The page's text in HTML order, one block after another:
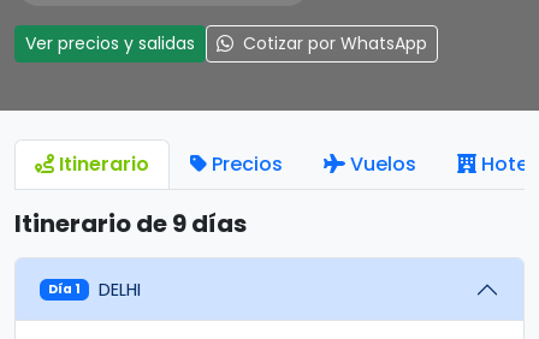
Ver precios y salidas Cotizar por WhatsApp
Itinerario Precios Vuelos
Itinerario de 9 días
Día 1 DELHI